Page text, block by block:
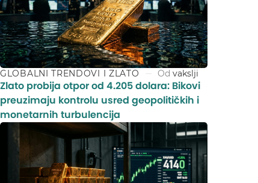
GLOBALNI TRENDOVI I ZLATO Od vakslji
Zlato probija otpor od 4.205 dolara: Bikovi
preuzimaju kontrolu usred geopolitičkih i
monetarnih turbulencija